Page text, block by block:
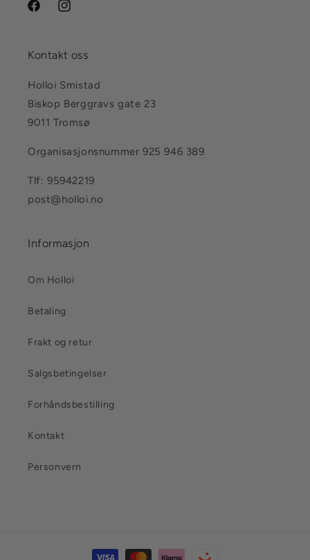
FacebookInstagram
Kontakt oss
Holloi Smistad
Biskop Berggravs gate 23
9011 Tromsø
Organisasjonsnummer 925 946 389
Tlf: 95942219
post@holloi.no
Informasjon
Om Holloi
Betaling
Frakt og retur
Salgsbetingelser
Forhåndsbestilling
Kontakt
Personvern
Betalingsmåter